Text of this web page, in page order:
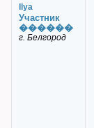
Ilya
Участник
������
г. Белгород